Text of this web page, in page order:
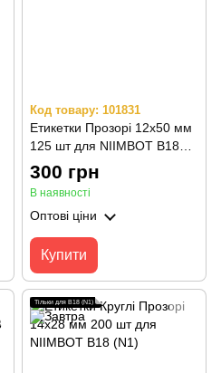
Код товару: 101831
Етикетки Прозорі 12х50 мм
125 шт для NIIMBOT B18
(N1)
300 грн
В наявності
Оптові ціни
Купити
Тільки для B18 (N1)